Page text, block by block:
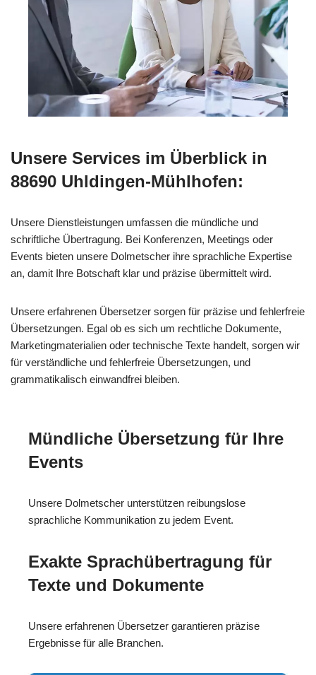
Unsere Services im Überblick in
88690 Uhldingen-Mühlhofen:
Unsere Dienstleistungen umfassen die mündliche und
schriftliche Übertragung. Bei Konferenzen, Meetings oder
Events bieten unsere Dolmetscher ihre sprachliche Expertise
an, damit Ihre Botschaft klar und präzise übermittelt wird.
Unsere erfahrenen Übersetzer sorgen für präzise und fehlerfreie
Übersetzungen. Egal ob es sich um rechtliche Dokumente,
Marketingmaterialien oder technische Texte handelt, sorgen wir
für verständliche und fehlerfreie Übersetzungen, und
grammatikalisch einwandfrei bleiben.
Mündliche Übersetzung für Ihre
Events
Unsere Dolmetscher unterstützen reibungslose
sprachliche Kommunikation zu jedem Event.
Exakte Sprachübertragung für
Texte und Dokumente
Unsere erfahrenen Übersetzer garantieren präzise
Ergebnisse für alle Branchen.